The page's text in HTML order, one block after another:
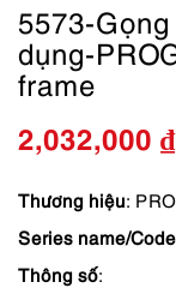
5573-
dụng-
frame
2,032,000 ₫
Thương hiệu:
Series name/Code
Thông số: